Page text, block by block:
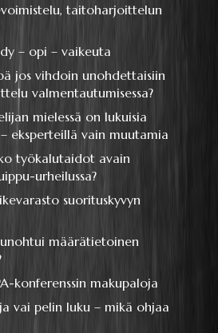
taitoharjoittelun
– opi – vaikeuta
jos vihdoin unohdettaisiin
valmentautumisessa?
mielessä on lukuisia
eksperteillä vain muutamia
työkalutaidot avain
urheilussa?
suorituskyvyn
määrätietoinen
konferenssin makupaloja
vai pelin luku – mikä ohjaa